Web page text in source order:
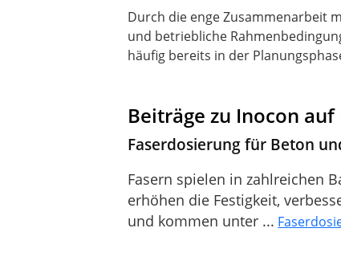
Durch die enge Zusammenarbeit
und betriebliche
häufig bereits in der
Beiträge zu Inocon auf
Faserdosierung für Beton
Fasern spielen in zahlreichen
erhöhen die Festigkeit,
und kommen unter ...